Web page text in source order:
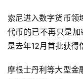
索尼进入数字货币领
代币的已不再只是
是去年12月首批获得
摩根士丹利等大型金